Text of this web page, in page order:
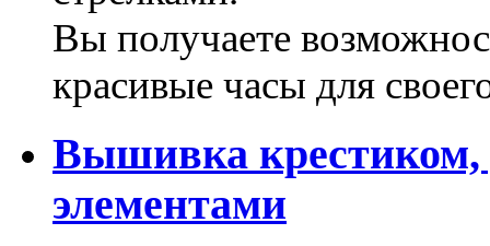
Вы получаете
красивые часы для
Вышивка крестиком,
элементами